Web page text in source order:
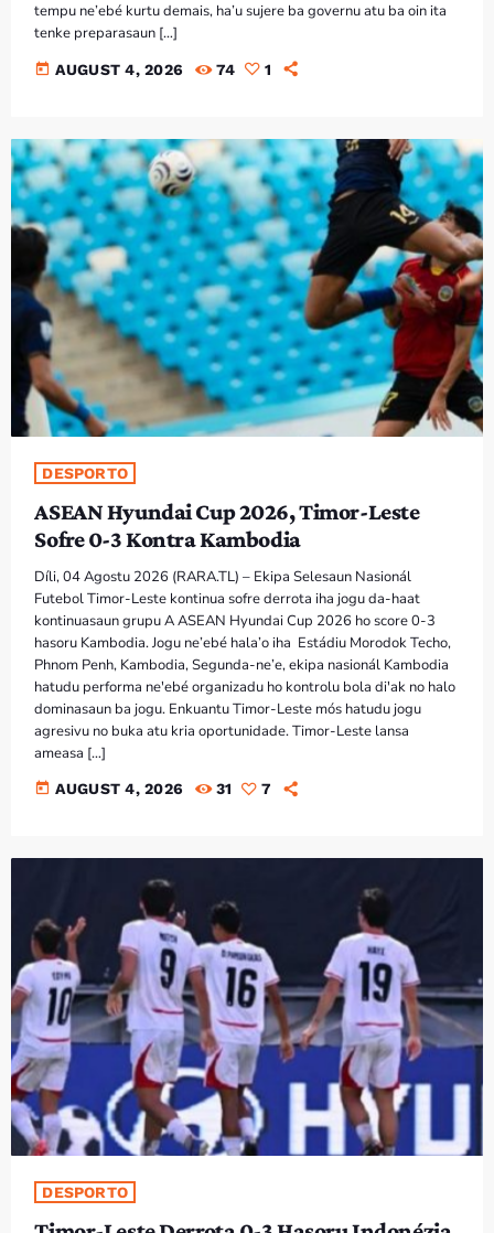
tempu ne’ebé kurtu demais, ha’u sujere ba governu atu ba oin ita
tenke preparasaun […]
today AUGUST 4, 2026 74 1
DESPORTO
ASEAN Hyundai Cup 2026, Timor-Leste
Sofre 0-3 Kontra Kambodia
Díli, 04 Agostu 2026 (RARA.TL) – Ekipa Selesaun Nasionál
Futebol Timor-Leste kontinua sofre derrota iha jogu da-haat
kontinuasaun grupu A ASEAN Hyundai Cup 2026 ho score 0-3
hasoru Kambodia. Jogu ne’ebé hala’o iha Estádiu Morodok Techo,
Phnom Penh, Kambodia, Segunda-ne’e, ekipa nasionál Kambodia
hatudu performa ne'ebé organizadu ho kontrolu bola di'ak no halo
dominasaun ba jogu. Enkuantu Timor-Leste mós hatudu jogu
agresivu no buka atu kria oportunidade. Timor-Leste lansa
ameasa […]
today AUGUST 4, 2026 31 7
DESPORTO